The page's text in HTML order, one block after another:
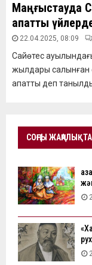
Маңғыстауда
апатты
22.04.2025, 08:09
Сайөтес
жылдары салынған
апатты деп
СОҢҒЫ